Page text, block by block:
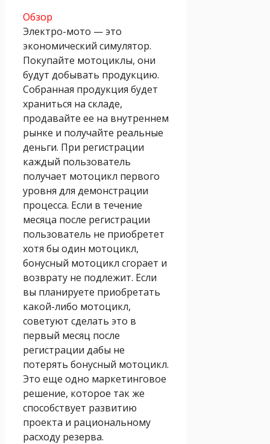
Обзор
Электро-мото — это
экономический симулятор.
Покупайте мотоциклы, они
будут добывать продукцию.
Собранная продукция будет
храниться на складе,
продавайте ее на внутреннем
рынке и получайте реальные
деньги. При регистрации
каждый пользователь
получает мотоцикл первого
уровня для демонстрации
процесса. Если в течение
месяца после регистрации
пользователь не приобретет
хотя бы один мотоцикл,
бонусный мотоцикл сгорает и
возврату не подлежит. Если
вы планируете приобретать
какой-либо мотоцикл,
советуют сделать это в
первый месяц после
регистрации дабы не
потерять бонусный мотоцикл.
Это еще одно маркетинговое
решение, которое так же
способствует развитию
проекта и рациональному
расходу резерва.